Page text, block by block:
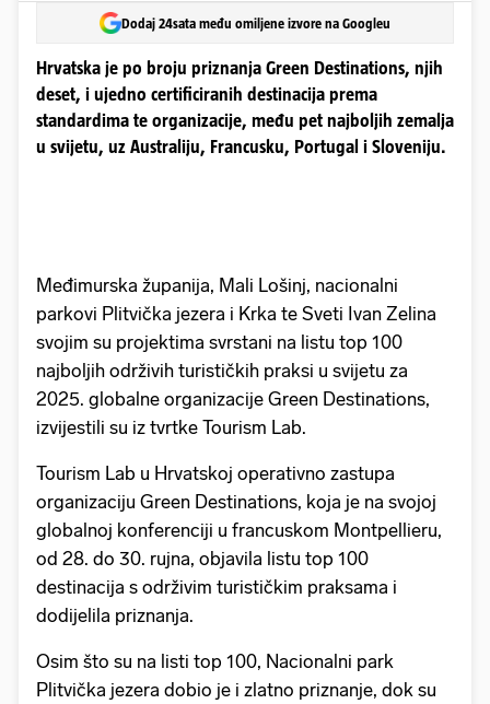
Dodaj 24sata među omiljene izvore na Googleu
Hrvatska je po broju priznanja Green Destinations, njih
deset, i ujedno certificiranih destinacija prema
standardima te organizacije, među pet najboljih zemalja
u svijetu, uz Australiju, Francusku, Portugal i Sloveniju.
Međimurska županija, Mali Lošinj, nacionalni
parkovi Plitvička jezera i Krka te Sveti Ivan Zelina
svojim su projektima svrstani na listu top 100
najboljih održivih turističkih praksi u svijetu za
2025. globalne organizacije Green Destinations,
izvijestili su iz tvrtke Tourism Lab.
Tourism Lab u Hrvatskoj operativno zastupa
organizaciju Green Destinations, koja je na svojoj
globalnoj konferenciji u francuskom Montpellieru,
od 28. do 30. rujna, objavila listu top 100
destinacija s održivim turističkim praksama i
dodijelila priznanja.
Osim što su na listi top 100, Nacionalni park
Plitvička jezera dobio je i zlatno priznanje, dok su